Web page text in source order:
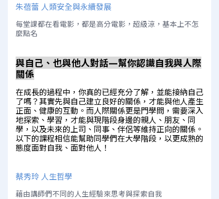
朱蓓蕾 人類安全與永續發展
每堂課都在看電影，都是高分電影，超級涼，基本上不怎
麼點名
與自己、也與他人對話—幫你認識自我與人際
關係
在成長的過程中，你真的已經充分了解，並能接納自己
了嗎？其實先與自己建立良好的關係，才能與他人產生
正面、健康的互動。而人際關係更是門學問，需要深入
地探索、學習，才能與現階段身邊的親人、朋友、同
學，以及未來的上司、同事、伴侶等維持正向的關係。
以下的課程相信能幫助同學們在大學階段，以更成熟的
態度面對自我、面對他人！
蔡秀玲 人生哲學
藉由講師們不同的人生經驗來思考與探索自我